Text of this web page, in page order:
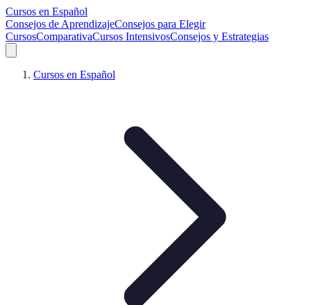
Cursos en Español
Consejos de AprendizajeConsejos para Elegir
CursosComparativaCursos IntensivosConsejos y Estrategias
Cursos en Español